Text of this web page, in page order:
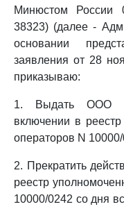
Минюстом России
38323) (далее -
основании
заявления от 28
приказываю:
1. Выдать ООО
включении в
операторов N
2. Прекратить
реестр
10000/0242 со дня